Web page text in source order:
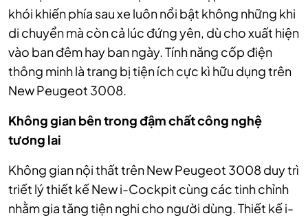
khói khiến phía sau xe luôn nổi bật không những khi
di chuyển mà còn cả lúc đứng yên, dù cho xuất hiện
vào ban đêm hay ban ngày. Tính năng cốp điện
thông minh là trang bị tiện ích cực kì hữu dụng trên
New Peugeot 3008.
Không gian bên trong đậm chất công nghệ
tương lai
Không gian nội thất trên New Peugeot 3008 duy trì
triết lý thiết kế New i-Cockpit cùng các tinh chỉnh
nhằm gia tăng tiện nghi cho người dùng. Thiết kế i-